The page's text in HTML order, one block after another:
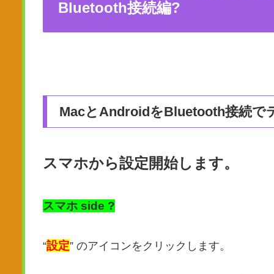
Bluetooth接続編?
MacとAndroidをBluetooth接続で
スマホから設定開始します。
スマホ side ?
“設定” のアイコンをクリックします。